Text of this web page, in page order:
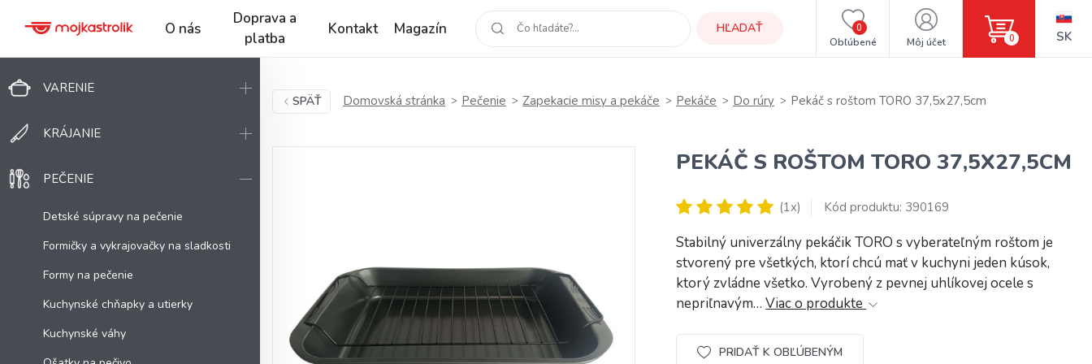
O nás
Doprava a
platba
Kontakt Magazín HĽADAŤ
Obľúbené
0
Môj účet 0 SK
VARENIE
KRÁJANIE
PEČENIE
Detské súpravy na pečenie
Formičky a vykrajovačky na sladkosti
Formy na pečenie
Kuchynské chňapky a utierky
Kuchynské váhy
SPÄŤ Domovská stránka Pečenie Zapekacie misy a pekáče Pekáče Do rúry Pekáč s roštom TORO 37,5x27,5cm
PEKÁČ S ROŠTOM TORO 37,5X27,5CM
(1x) Kód produktu: 390169
Stabilný univerzálny pekáčik TORO s vyberateľným roštom je
stvorený pre všetkých, ktorí chcú mať v kuchyni jeden kúsok,
ktorý zvládne všetko. Vyrobený z pevnej uhlíkovej ocele s
nepriľnavým…Viac o produkte
PRIDAŤ K OBĽÚBENÝM